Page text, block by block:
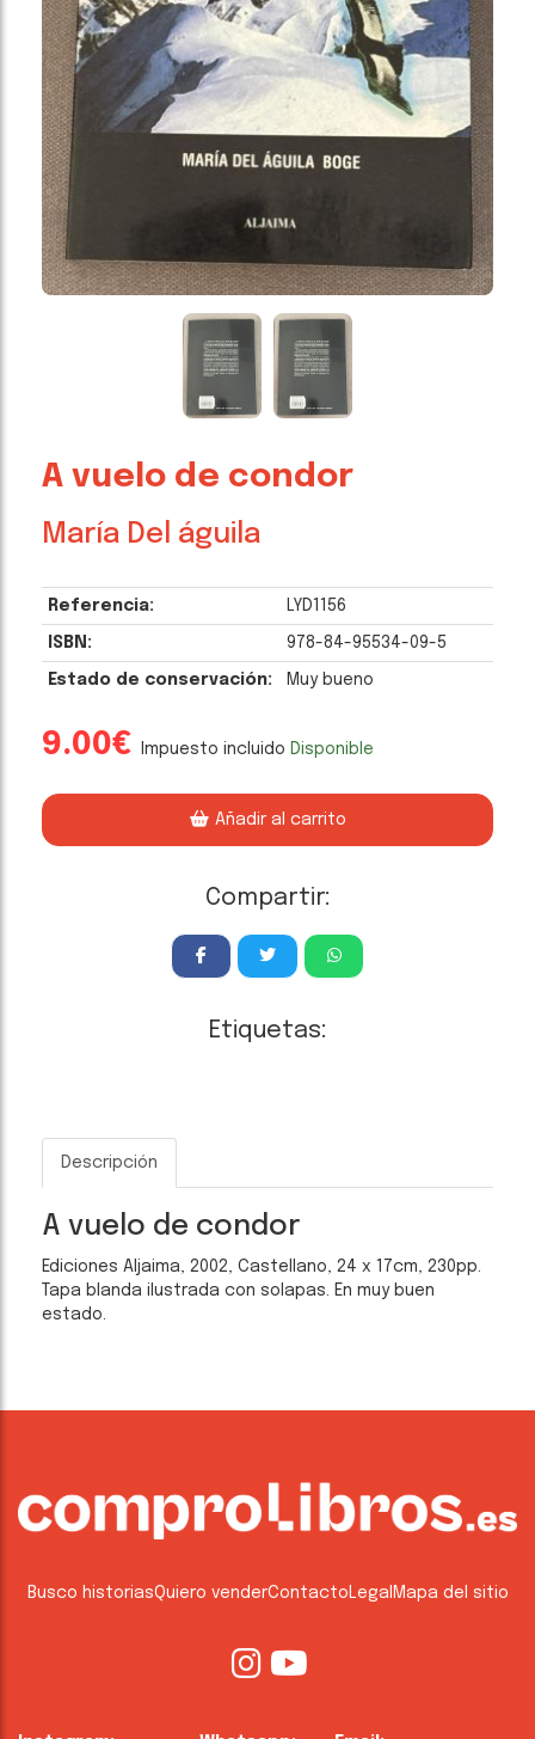
A vuelo de condor
María Del águila
Referencia: LYD1156
ISBN: 978-84-95534-09-5
Estado de conservación: Muy bueno
9.00€ Impuesto incluido Disponible
Añadir al carrito
Compartir:
Etiquetas:
Descripción
A vuelo de condor
Ediciones Aljaima, 2002, Castellano, 24 x 17cm, 230pp.
Tapa blanda ilustrada con solapas. En muy buen
estado.
Busco historiasQuiero venderContacto Legal Mapa del sitio